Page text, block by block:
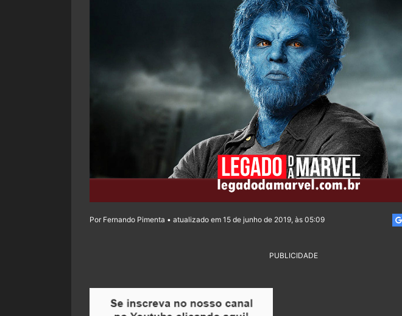
Por Fernando Pimenta • atualizado em 15 de junho de 2019, às 05:09
PUBLICIDADE